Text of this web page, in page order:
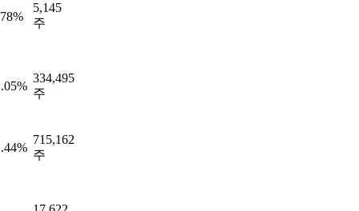
5,145
주
334,495
주
715,162
주